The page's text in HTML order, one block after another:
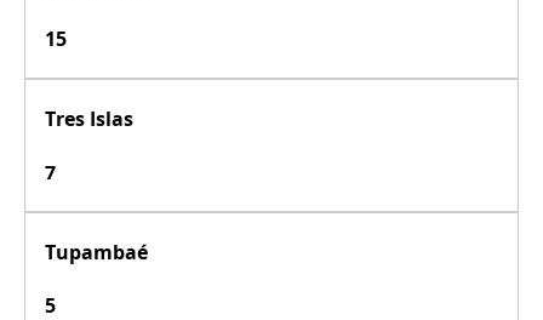
15
Tres Islas
7
Tupambaé
5